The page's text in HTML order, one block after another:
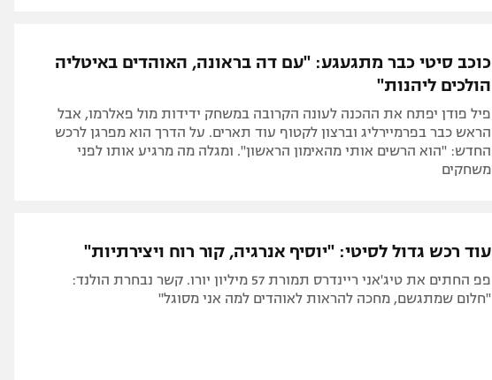
כוכב סיטי כבר מתגעגע: "עם דה בראונה, האוהדים באיטליה
הולכים ליהנות"
פיל פודן יפתח את ההכנה לעונה הקרובה במשחק ידידות מול פאלרמו, אבל
הראש כבר בפרמיירליג וברצון לקטוף עוד תארים. על הדרך הוא מפרגן לרכש
החדש: "הוא הרשים אותי מהאימון הראשון". ומגלה מה מרגיע אותו לפני
משחקים
עוד רכש גדול לסיטי: "יוסיף אנרגיה, קור רוח ויצירתיות"
פפ החתים את טיג'אני ריינדרס תמורת 57 מיליון יורו. קשר נבחרת הולנד:
"חלום שמתגשם, מחכה להראות לאוהדים למה אני מסוגל"